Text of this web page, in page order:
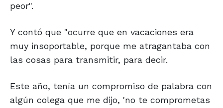
peor".
Y contó que "ocurre que en vacaciones era
muy insoportable, porque me atragantaba con
las cosas para transmitir, para decir.
Este año, tenía un compromiso de palabra con
algún colega que me dijo, 'no te comprometas